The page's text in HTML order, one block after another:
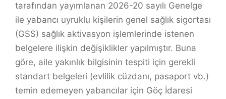
tarafından yayımlanan 2026-20 sayılı Genelge
ile yabancı uyruklu kişilerin genel sağlık sigortası
(GSS) sağlık aktivasyon işlemlerinde istenen
belgelere ilişkin değişiklikler yapılmıştır. Buna
göre, aile yakınlık bilgisinin tespiti için gerekli
standart belgeleri (evlilik cüzdanı, pasaport vb.)
temin edemeyen yabancılar için Göç İdaresi